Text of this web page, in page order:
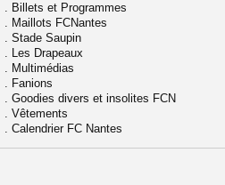
. Billets et Programmes
. Maillots FCNantes
. Stade Saupin
. Les Drapeaux
. Multimédias
. Fanions
. Goodies divers et insolites FCN
. Vêtements
. Calendrier FC Nantes